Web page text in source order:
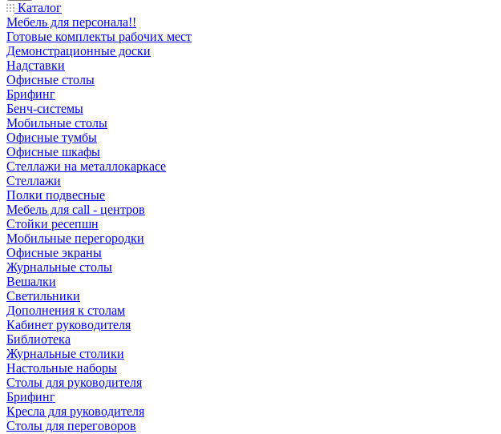
Каталог
Мебель для персонала!!
Готовые комплекты рабочих мест
Демонстрационные доски
Надставки
Офисные столы
Брифинг
Бенч-системы
Мобильные столы
Офисные тумбы
Офисные шкафы
Стеллажи на металлокаркасе
Стеллажи
Полки подвесные
Мебель для call - центров
Стойки ресепшн
Мобильные перегородки
Офисные экраны
Журнальные столы
Вешалки
Светильники
Дополнения к столам
Кабинет руководителя
Библиотека
Журнальные столики
Настольные наборы
Столы для руководителя
Брифинг
Кресла для руководителя
Столы для переговоров